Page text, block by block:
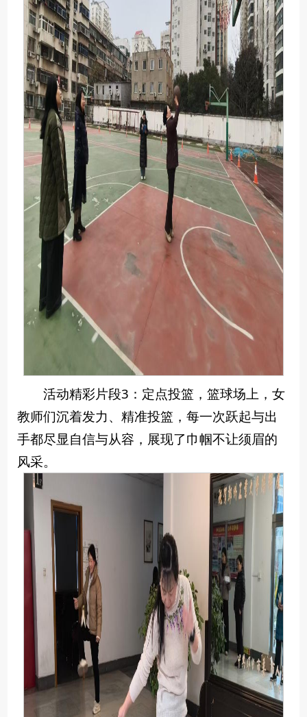
活动精彩片段3：定点投篮，篮球场上，女
教师们沉着发力、精准投篮，每一次跃起与出
手都尽显自信与从容，展现了巾帼不让须眉的
风采。